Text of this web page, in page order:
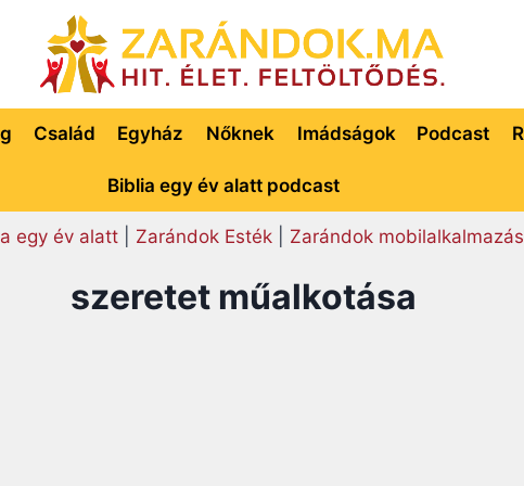
Család Egyház Nőknek Imádságok Podcast
Biblia egy év alatt podcast
egy év alatt| Zarándok Esték| Zarándok mobilalkalmazás
szeretet műalkotása